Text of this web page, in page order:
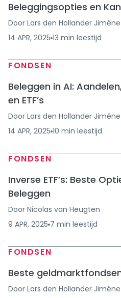
Beleggingsopties en
Door Lars den Hollander
14 APR, 2025 13 min leestijd
FONDSEN
Beleggen in AI:
en ETF’s
Door Lars den Hollander
14 APR, 2025 10 min leestijd
FONDSEN
Inverse ETF’s: Beste
Beleggen
Door Nicolas van Heugten
9 APR, 2025 7 min leestijd
FONDSEN
Beste
Door Lars den Hollander